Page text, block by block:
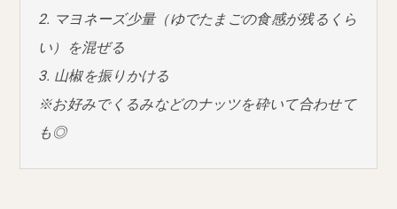
2. マヨネーズ少量（ゆでたまごの食感が残るくら
い）を混ぜる
3. 山椒を振りかける
※お好みでくるみなどのナッツを砕いて合わせて
も◎